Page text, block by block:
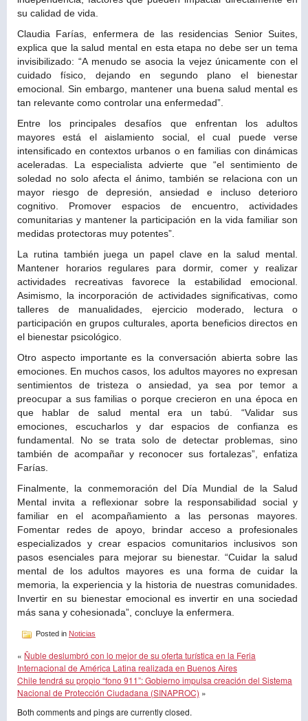
su calidad de vida.
Claudia Farías, enfermera de las residencias Senior Suites,
explica que la salud mental en esta etapa no debe ser un tema
invisibilizado: “A menudo se asocia la vejez únicamente con el
cuidado físico, dejando en segundo plano el bienestar
emocional. Sin embargo, mantener una buena salud mental es
tan relevante como controlar una enfermedad”.
Entre los principales desafíos que enfrentan los adultos
mayores está el aislamiento social, el cual puede verse
intensificado en contextos urbanos o en familias con dinámicas
aceleradas. La especialista advierte que “el sentimiento de
soledad no solo afecta el ánimo, también se relaciona con un
mayor riesgo de depresión, ansiedad e incluso deterioro
cognitivo. Promover espacios de encuentro, actividades
comunitarias y mantener la participación en la vida familiar son
medidas protectoras muy potentes”.
La rutina también juega un papel clave en la salud mental.
Mantener horarios regulares para dormir, comer y realizar
actividades recreativas favorece la estabilidad emocional.
Asimismo, la incorporación de actividades significativas, como
talleres de manualidades, ejercicio moderado, lectura o
participación en grupos culturales, aporta beneficios directos en
el bienestar psicológico.
Otro aspecto importante es la conversación abierta sobre las
emociones. En muchos casos, los adultos mayores no expresan
sentimientos de tristeza o ansiedad, ya sea por temor a
preocupar a sus familias o porque crecieron en una época en
que hablar de salud mental era un tabú. “Validar sus
emociones, escucharlos y dar espacios de confianza es
fundamental. No se trata solo de detectar problemas, sino
también de acompañar y reconocer sus fortalezas”, enfatiza
Farías.
Finalmente, la conmemoración del Día Mundial de la Salud
Mental invita a reflexionar sobre la responsabilidad social y
familiar en el acompañamiento a las personas mayores.
Fomentar redes de apoyo, brindar acceso a profesionales
especializados y crear espacios comunitarios inclusivos son
pasos esenciales para mejorar su bienestar. “Cuidar la salud
mental de los adultos mayores es una forma de cuidar la
memoria, la experiencia y la historia de nuestras comunidades.
Invertir en su bienestar emocional es invertir en una sociedad
más sana y cohesionada”, concluye la enfermera.
Posted in Noticias
« Ñuble deslumbró con lo mejor de su oferta turística en la Feria
Internacional de América Latina realizada en Buenos Aires
Chile tendrá su propio “fono 911”: Gobierno impulsa creación del Sistema
Nacional de Protección Ciudadana (SINAPROC) »
Both comments and pings are currently closed.